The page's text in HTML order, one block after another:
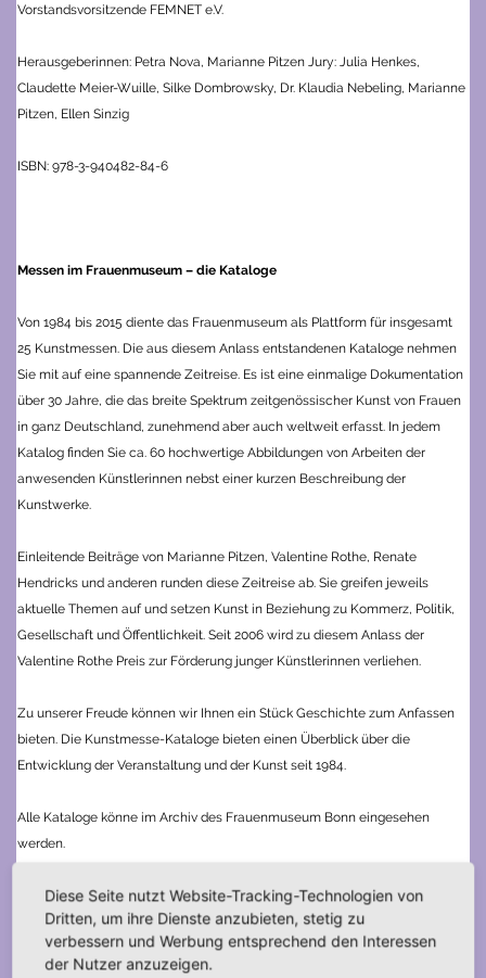
Vorstandsvorsitzende FEMNET e.V.
Herausgeberinnen: Petra Nova, Marianne Pitzen Jury: Julia Henkes,
Claudette Meier-Wuille, Silke Dombrowsky, Dr. Klaudia Nebeling, Marianne
Pitzen, Ellen Sinzig
ISBN: 978-3-940482-84-6
Messen im Frauenmuseum – die Kataloge
Von 1984 bis 2015 diente das Frauenmuseum als Plattform für insgesamt
25 Kunstmessen. Die aus diesem Anlass entstandenen Kataloge nehmen
Sie mit auf eine spannende Zeitreise. Es ist eine einmalige Dokumentation
über 30 Jahre, die das breite Spektrum zeitgenössischer Kunst von Frauen
in ganz Deutschland, zunehmend aber auch weltweit erfasst. In jedem
Katalog finden Sie ca. 60 hochwertige Abbildungen von Arbeiten der
anwesenden Künstlerinnen nebst einer kurzen Beschreibung der
Kunstwerke.
Einleitende Beiträge von Marianne Pitzen, Valentine Rothe, Renate
Hendricks und anderen runden diese Zeitreise ab. Sie greifen jeweils
aktuelle Themen auf und setzen Kunst in Beziehung zu Kommerz, Politik,
Gesellschaft und Öffentlichkeit. Seit 2006 wird zu diesem Anlass der
Valentine Rothe Preis zur Förderung junger Künstlerinnen verliehen.
Zu unserer Freude können wir Ihnen ein Stück Geschichte zum Anfassen
bieten. Die Kunstmesse-Kataloge bieten einen Überblick über die
Entwicklung der Veranstaltung und der Kunst seit 1984.
Alle Kataloge könne im Archiv des Frauenmuseum Bonn eingesehen
werden.
Katalog 1, 2, 4, 8, 9, 10, 11 und 25 stehen nicht mehr zum Verkauf verfügbar.
Neben der Kunstmesse gab es zwei weitere Messe-Reihen, welche sich
der angewandten Kunst und dem Design widmeten, die „Designmesse“ 1 –
Diese Seite nutzt Website-Tracking-Technologien von
Dritten, um ihre Dienste anzubieten, stetig zu
verbessern und Werbung entsprechend den Interessen
der Nutzer anzuzeigen.